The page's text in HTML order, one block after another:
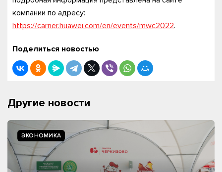
компании по адресу:
https://carrier.huawei.com/en/events/mwc2022.
Поделиться новостью
Другие новости
ЭКОНОМИКА